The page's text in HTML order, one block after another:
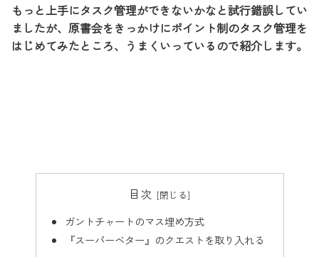
もっと上手にタスク管理ができないかなと試行錯誤してい
ましたが、原書会をきっかけにポイント制のタスク管理を
はじめてみたところ、うまくいっているので紹介します。
目次
ガントチャートのマス埋め方式
『スーパーベター』のクエストを取り入れる